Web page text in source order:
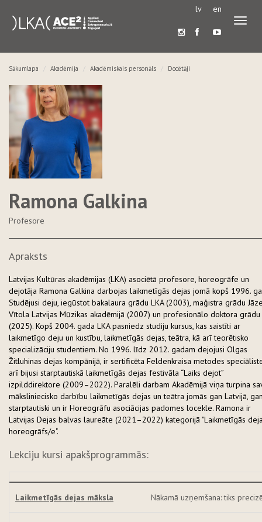
lv en
Sākumlapa Akadēmija Akadēmiskais personāls Docētāji
Ramona Galkina
Profesore
Apraksts
Latvijas Kultūras akadēmijas (LKA) asociētā profesore, horeogrāfe un
dejotāja Ramona Galkina darbojas laikmetīgās dejas jomā kopš 1996.
Studējusi deju, iegūstot bakalaura grādu LKA (2003), maģistra grādu
Vītola Latvijas Mūzikas akadēmijā (2007) un profesionālo doktora grādu
(2025). Kopš 2004. gada LKA pasniedz studiju kursus, kas saistīti ar
laikmetīgo deju un kustību, laikmetīgās dejas, teātra, kā arī teorētisko
specializāciju studentiem. No 1996. līdz 2012. gadam dejojusi Olgas
Žitluhinas dejas kompānijā, ir sertificēta Feldenkraisa metodes
arī bijusi starptautiskā laikmetīgās dejas festivāla “Laiks dejot”
izpilddirektore (2009–2022). Paralēli darbam Akadēmijā viņa turpina
māksliniecisko darbību laikmetīgās dejas un teātra jomās gan Latvijā,
starptautiski un ir Horeogrāfu asociācijas padomes locekle. Ramona ir
Latvijas Dejas balvas laureāte (2021–2022) kategorijā "Laikmetīgās
horeogrāfs/e".
Lekciju kursi apakšprogrammās:
Laikmetīgās dejas māksla Nākamā uzņemšana: tiks